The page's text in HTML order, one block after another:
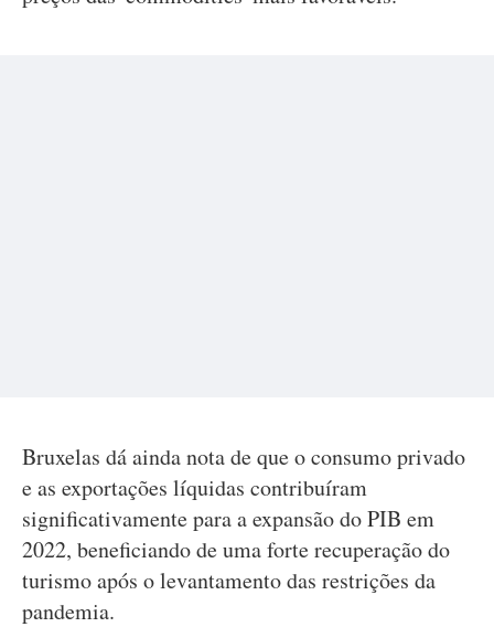
Bruxelas dá ainda nota de que o consumo privado
e as exportações líquidas contribuíram
significativamente para a expansão do PIB em
2022, beneficiando de uma forte recuperação do
turismo após o levantamento das restrições da
pandemia.